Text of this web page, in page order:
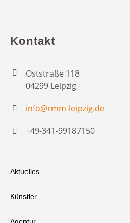
Kontakt
Oststraße 118
04299 Leipzig
info@rmm-leipzig.de
+49-341-99187150
Aktuelles
Künstler